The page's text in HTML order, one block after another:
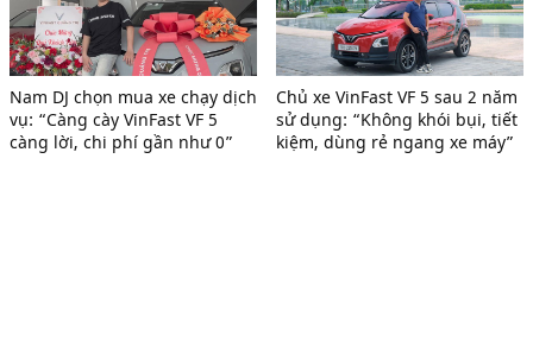
Nam DJ chọn mua xe chạy dịch
vụ: “Càng cày VinFast VF 5
càng lời, chi phí gần như 0”
Chủ xe VinFast VF 5 sau 2 năm
sử dụng: “Không khói bụi, tiết
kiệm, dùng rẻ ngang xe máy”